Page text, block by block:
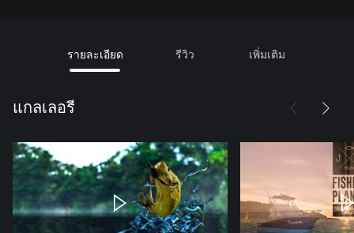
รายละเอียด รีวิว เพิ่มเติม
แกลเลอรี